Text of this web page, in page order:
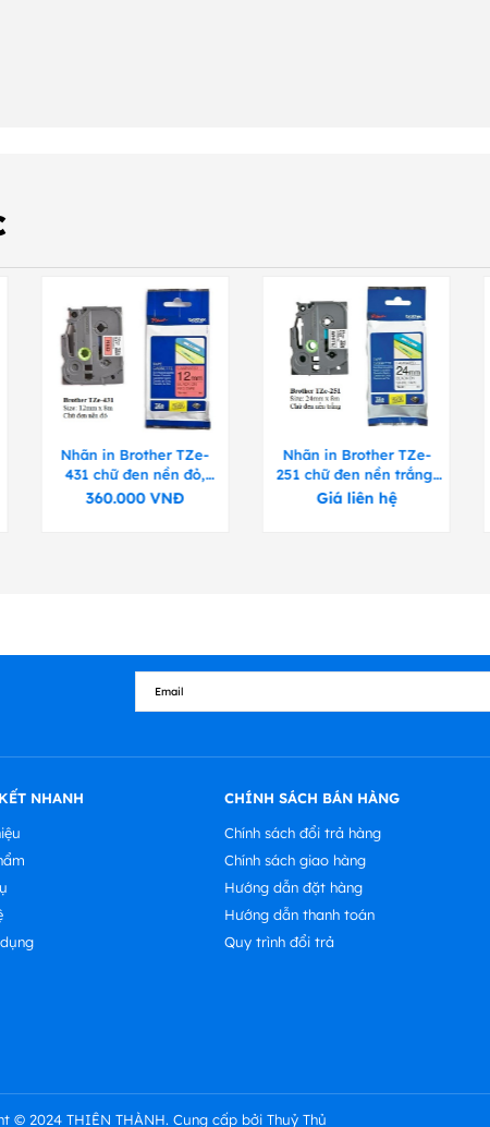
Nhãn in Brother TZe-
431 chữ đen nền đỏ,
12mm x 8m
360.000VNĐ
Nhãn in Brother TZe-
251 chữ đen nền trắng,
24mm x 8m
Giá liên hệ
NHANH
CHÍNH SÁCH BÁN HÀNG
Chính sách đổi trả hàng
Chính sách giao hàng
Hướng dẫn đặt hàng
Hướng dẫn thanh toán
Quy trình đổi trả
© 2024 THIÊN THÀNH. Cung cấp bởi Thuỷ Thủ